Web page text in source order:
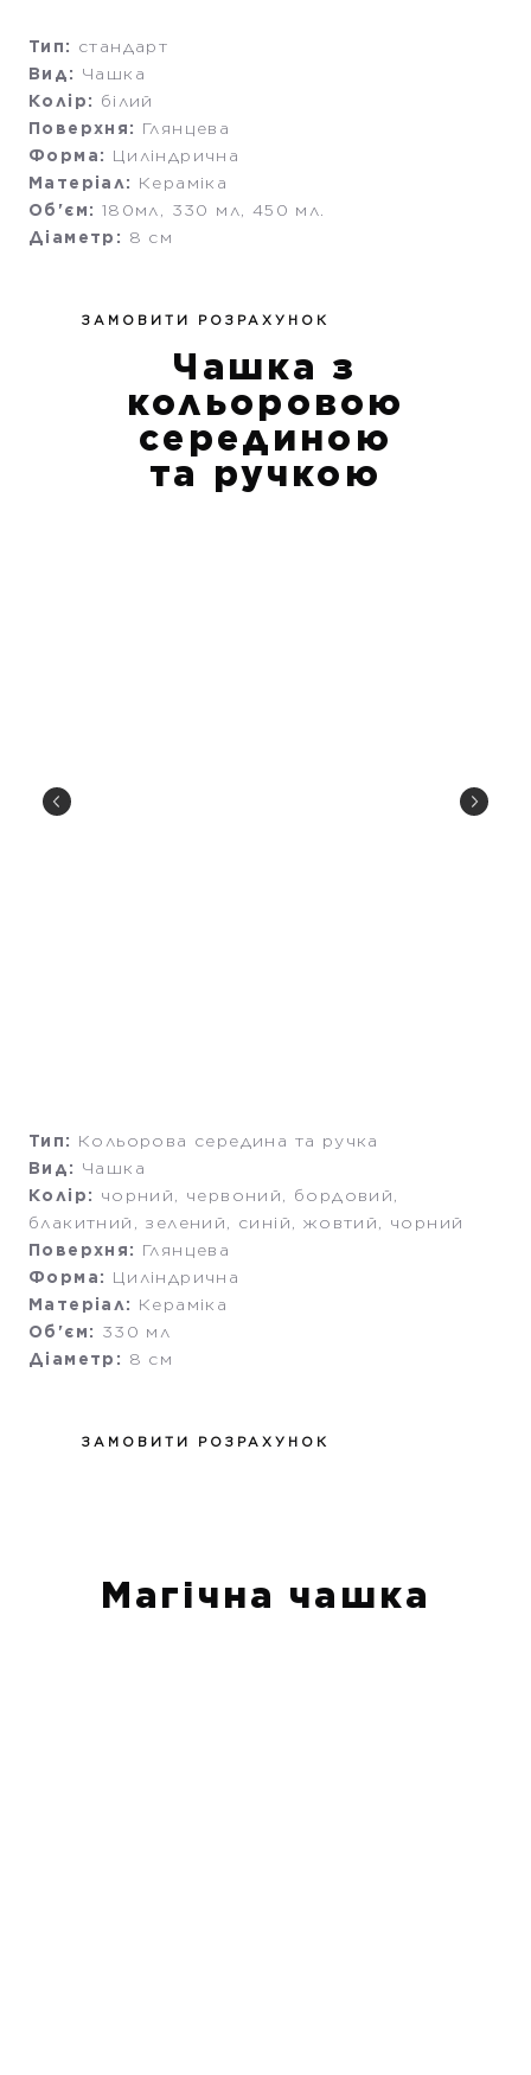
Тип: стандарт
Вид: Чашка
Колір: білий
Поверхня: Глянцева
Форма: Циліндрична
Матеріал: Кераміка
Об'єм: 180мл, 330 мл, 450 мл.
Діаметр: 8 см
ЗАМОВИТИ РОЗРАХУНОК
Чашка з
кольоровою
серединою
та ручкою
Тип: Кольорова середина та ручка
Вид: Чашка
Колір: чорний, червоний, бордовий,
блакитний, зелений, синій, жовтий, чорний
Поверхня: Глянцева
Форма: Циліндрична
Матеріал: Кераміка
Об'єм: 330 мл
Діаметр: 8 см
ЗАМОВИТИ РОЗРАХУНОК
Магічна чашка